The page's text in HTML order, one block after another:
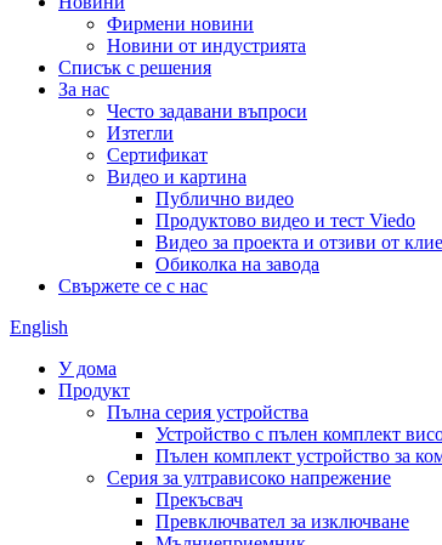
Фирмени новини
Новини от индустрията
Списък с решения
За нас
Често задавани въпроси
Изтегли
Сертификат
Видео и картина
Публично видео
Продуктово видео и тест Viedo
Видео за проекта и отзиви от
Обиколка на завода
Свържете се с нас
English
У дома
Продукт
Пълна серия устройства
Устройство с пълен комплект
Пълен комплект устройство за
Серия за ултрависоко напрежение
Прекъсвач
Превключвател за изключване